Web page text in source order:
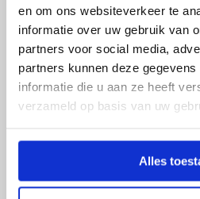
en om ons websiteverkeer te
informatie over uw gebruik van
partners voor social media,
partners kunnen deze
informatie die u aan ze heeft
verzameld op basis van uw
Alles
omgevingsmanagement.
uit de energiewereld doen
het platform wordt
Opstellen van een
analogie van de windsector.
“met een heleboel partijen”
hierover afspraken te
zich nog in de
een ervaren
gehaald. Eerder was hij